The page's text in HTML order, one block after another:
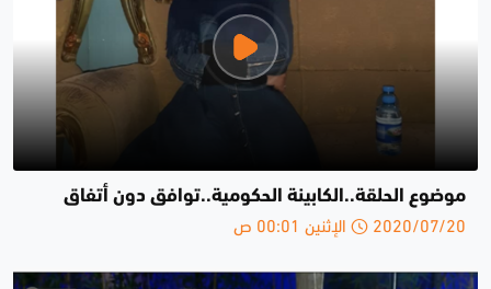
موضوع الحلقة..الكابينة الحكومية..توافق دون أتفاق
2020/07/20 الإثنين 00:01 ص